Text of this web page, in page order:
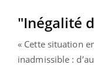
"Inégalité
« Cette situation
inadmissible :